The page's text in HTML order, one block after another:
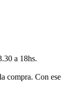
a 18hs.
compra. Con ese